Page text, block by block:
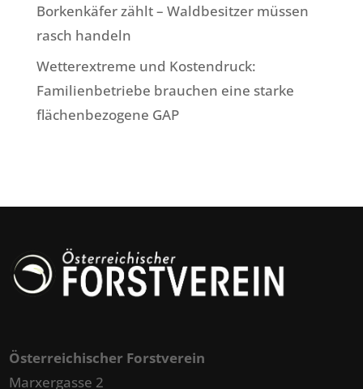
Borkenkäfer zählt – Waldbesitzer müssen
rasch handeln
Wetterextreme und Kostendruck:
Familienbetriebe brauchen eine starke
flächenbezogene GAP
Österreichischer Forstverein
Marxergasse 2